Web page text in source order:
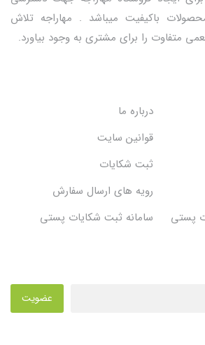
باکیفیت میباشد . مهاراجه تلاش
متفاوت را برای مشتری به وجود بیاورد.
درباره ما
قوانین سایت
ثبت شکایات
رویه های ارسال سفارش
پستی
سامانه ثبت شکایات پستی
عضویت